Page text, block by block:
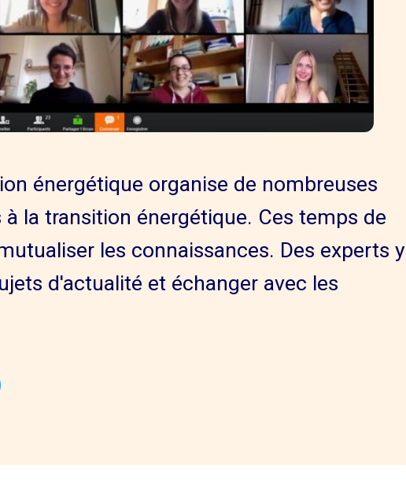
énergétique organise de nombreuses
la transition énergétique. Ces temps de
les connaissances. Des experts y
d'actualité et échanger avec les